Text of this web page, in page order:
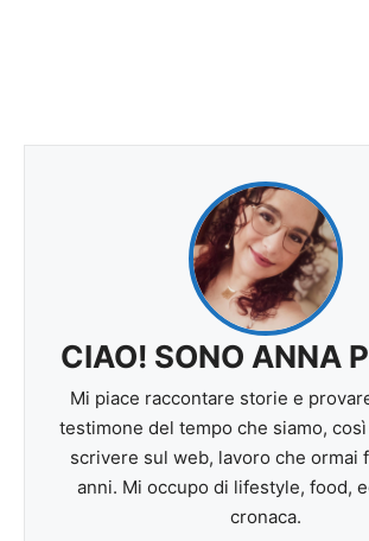
CIAO! SONO ANNA
Mi piace raccontare storie e
testimone del tempo che siamo,
scrivere sul web, lavoro che ormai
anni. Mi occupo di lifestyle, food,
cronaca.